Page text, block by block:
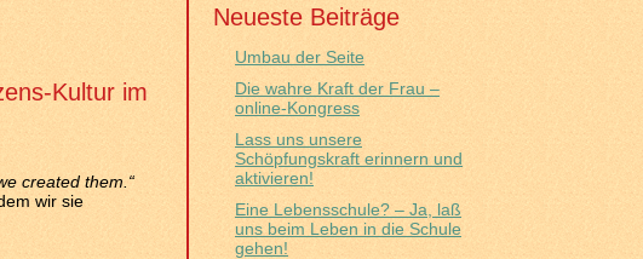
Neueste Beiträge
Umbau der Seite
Die wahre Kraft der Frau –
online-Kongress
Lass uns unsere
Schöpfungskraft erinnern und
aktivieren!
Eine Lebensschule? – Ja, laß
uns beim Leben in die Schule
gehen!
Kultur im
created them.“
wir sie